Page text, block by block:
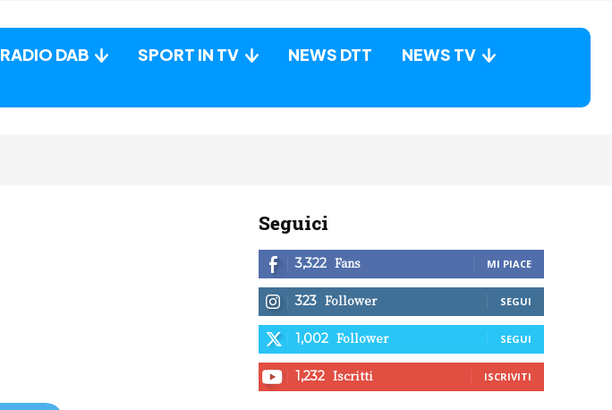
RADIO DAB SPORT IN TV NEWS DTT
NEWS TV
Seguici
3,322 Fans MI PIACE
323 Follower SEGUI
1,002 Follower SEGUI
1,232 Iscritti ISCRIVITI